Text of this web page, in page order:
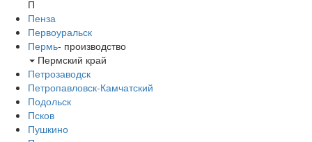
П
Пенза
Первоуральск
Пермь- производство
Пермский край
Петрозаводск
Петропавловск-Камчатский
Подольск
Псков
Пушкино